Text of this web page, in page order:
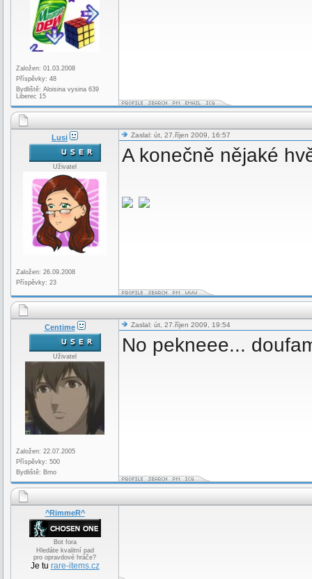
Založen: 01.03.2008
Příspěvky: 48
Bydliště: Aloisina vysina 639
Liberec 15
Lusi
Uživatel
Založen: 26.09.2008
Příspěvky: 23
Zaslal: út, 27.říjen 2009, 16:57
A konečně nějaké
Centime
Uživatel
Založen: 22.07.2005
Příspěvky: 500
Bydliště: Brno
Zaslal: út, 27.říjen 2009, 19:54
No pekneee...
^RimmeR^
Bot fora
Hledáte kvalitní pad
pro opravdové hráče?
Je tu rare-items.cz